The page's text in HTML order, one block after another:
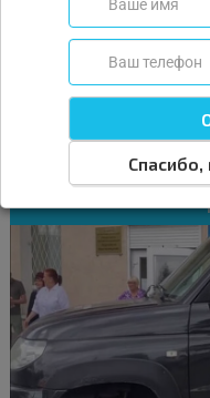
Nissan Qashqai из Китая
В России начали
которой многие
названием Qashqai Glory
рынка, но уже добрался
внимание